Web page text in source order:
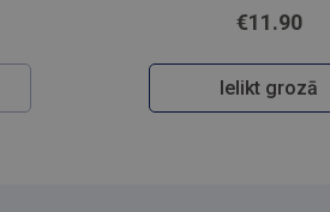
€10.90
Ielikt grozā